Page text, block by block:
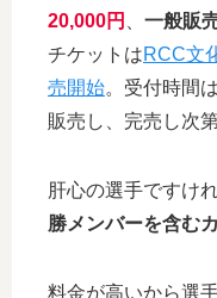
20,000円 、 一般販
チケットはRCC文
売開始。受付時間
販売し、完売し次
肝心の選手ですけ
勝メンバーを含む
料金が高いから選